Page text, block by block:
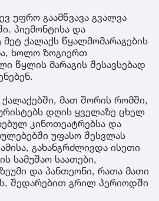
უფრო გაამწვავა გვალვა
პიემონტისა და
ქალაქს წყალმომარაგების
ხოლო ზოგიერთ
წყლის მარაგის შესავსებად
მათ შორის რომში,
დღის ყველაზე ცხელ
კინოთეატრებსა და
უფასო შესვლას
გახანგრძლივდა ისეთი
სამუშაო საათები,
და პანთეონი, რათა მათი
შედარებით გრილ პერიოდში